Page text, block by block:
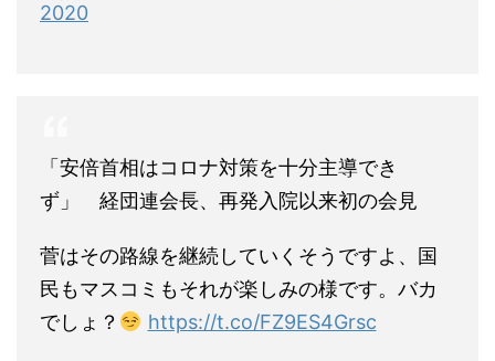
2020
「安倍首相はコロナ対策を十分主導でき
ず」 経団連会長、再発入院以来初の会見
菅はその路線を継続していくそうですよ、国
民もマスコミもそれが楽しみの様です。バカ
でしょ？
https://t.co/FZ9ES4Grsc